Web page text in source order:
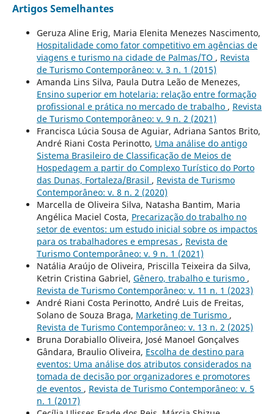
Artigos Semelhantes
Geruza Aline Erig, Maria Elenita Menezes Nascimento,
Hospitalidade como fator competitivo em agências de
viagens e turismo na cidade de Palmas/TO , Revista
de Turismo Contemporâneo: v. 3 n. 1 (2015)
Amanda Lins Silva, Paula Dutra Leão de Menezes,
Ensino superior em hotelaria: relação entre formação
profissional e prática no mercado de trabalho , Revista
de Turismo Contemporâneo: v. 9 n. 2 (2021)
Francisca Lúcia Sousa de Aguiar, Adriana Santos Brito,
André Riani Costa Perinotto, Uma análise do antigo
Sistema Brasileiro de Classificação de Meios de
Hospedagem a partir do Complexo Turístico do Porto
das Dunas, Fortaleza/Brasil , Revista de Turismo
Contemporâneo: v. 8 n. 2 (2020)
Marcella de Oliveira Silva, Natasha Bantim, Maria
Angélica Maciel Costa, Precarização do trabalho no
setor de eventos: um estudo inicial sobre os impactos
para os trabalhadores e empresas , Revista de
Turismo Contemporâneo: v. 9 n. 1 (2021)
Natália Araújo de Oliveira, Priscilla Teixeira da Silva,
Ketrin Cristina Gabriel, Gênero, trabalho e turismo ,
Revista de Turismo Contemporâneo: v. 11 n. 1 (2023)
André Riani Costa Perinotto, André Luis de Freitas,
Solano de Souza Braga, Marketing de Turismo ,
Revista de Turismo Contemporâneo: v. 13 n. 2 (2025)
Bruna Dorabiallo Oliveira, José Manoel Gonçalves
Gândara, Braulio Oliveira, Escolha de destino para
eventos: Uma análise dos atributos considerados na
tomada de decisão por organizadores e promotores
de eventos , Revista de Turismo Contemporâneo: v. 5
n. 1 (2017)